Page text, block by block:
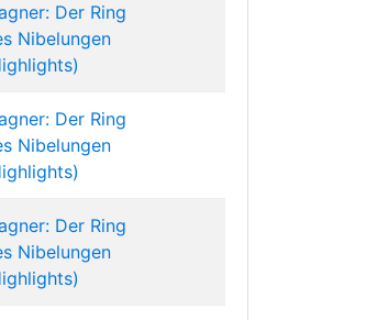
Der Ring
Nibelungen
Der Ring
Nibelungen
Der Ring
Nibelungen